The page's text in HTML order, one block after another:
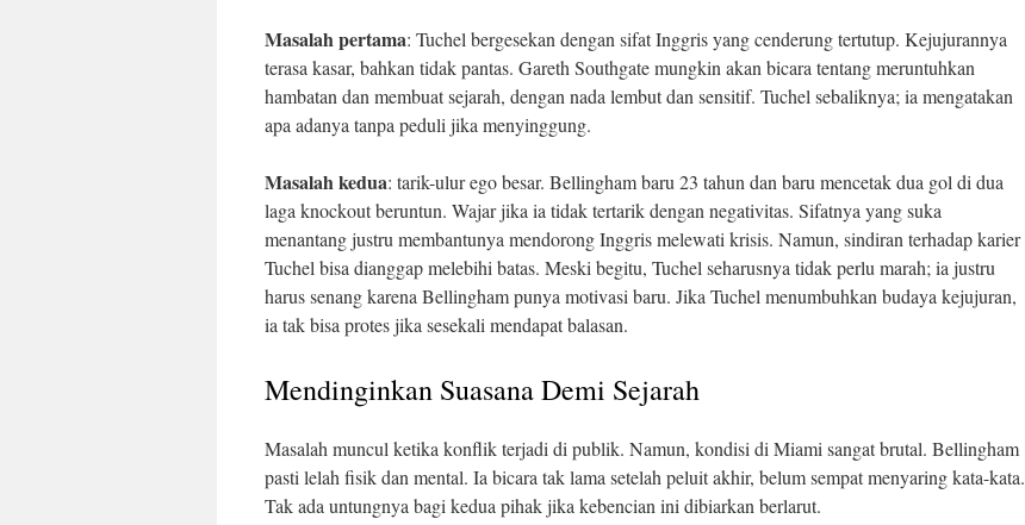
Masalah pertama: Tuchel bergesekan dengan sifat Inggris yang cenderung tertutup. Kejujurannya
terasa kasar, bahkan tidak pantas. Gareth Southgate mungkin akan bicara tentang meruntuhkan
hambatan dan membuat sejarah, dengan nada lembut dan sensitif. Tuchel sebaliknya; ia mengatakan
apa adanya tanpa peduli jika menyinggung.
Masalah kedua: tarik-ulur ego besar. Bellingham baru 23 tahun dan baru mencetak dua gol di dua
laga knockout beruntun. Wajar jika ia tidak tertarik dengan negativitas. Sifatnya yang suka
menantang justru membantunya mendorong Inggris melewati krisis. Namun, sindiran terhadap karier
Tuchel bisa dianggap melebihi batas. Meski begitu, Tuchel seharusnya tidak perlu marah; ia justru
harus senang karena Bellingham punya motivasi baru. Jika Tuchel menumbuhkan budaya kejujuran,
ia tak bisa protes jika sesekali mendapat balasan.
Mendinginkan Suasana Demi Sejarah
Masalah muncul ketika konflik terjadi di publik. Namun, kondisi di Miami sangat brutal. Bellingham
pasti lelah fisik dan mental. Ia bicara tak lama setelah peluit akhir, belum sempat menyaring kata-kata.
Tak ada untungnya bagi kedua pihak jika kebencian ini dibiarkan berlarut.